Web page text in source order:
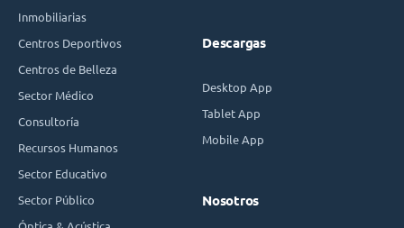
Inmobiliarias
Centros Deportivos
Centros de Belleza
Sector Médico
Consultoría
Recursos Humanos
Sector Educativo
Sector Público
Descargas
Desktop App
Tablet App
Mobile App
Nosotros